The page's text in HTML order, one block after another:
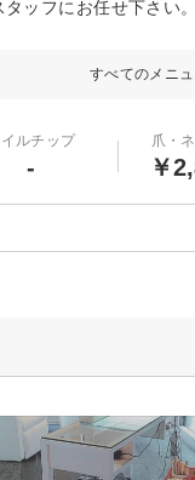
ッフにお任せ下さい。
すべてのメニ
ルチップ
-
爪・
￥